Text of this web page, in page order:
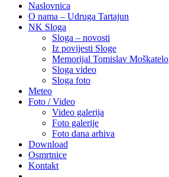
Naslovnica
O nama – Udruga Tartajun
NK Sloga
Sloga – novosti
Iz povijesti Sloge
Memorijal Tomislav Moškatelo
Sloga video
Sloga foto
Meteo
Foto / Video
Video galerija
Foto galerije
Foto dana arhiva
Download
Osmrtnice
Kontakt